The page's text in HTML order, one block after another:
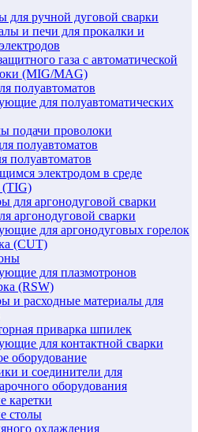
для ручной дуговой сварки
и печи для прокалки и
газа с автоматической
(MIG/MAG)
полуавтоматов
для полуавтоматических
подачи проволоки
полуавтоматов
полуавтоматов
электродом в среде
(TIG)
для аргонодуговой сварки
аргонодуговой сварки
для аргонодуговых горелок
(CUT)
для плазмотронов
(RSW)
и расходные материалы для
приварка шпилек
для контактной сварки
оборудование
и соединители для
оборудования
каретки
столы
охлаждения